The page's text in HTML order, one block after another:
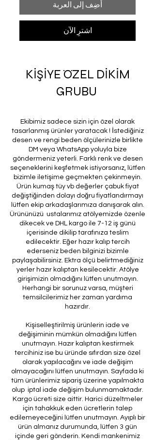
أضِف إلى العربة
اشترِ الآن
KİŞİYE ÖZEL DİKİM
GRUBU
Ekibimiz sadece sizin için özel olarak
tasarlanmış ürünler yaratacak ! İstediğiniz
desen ve rengi beden ölçülerinizle birlikte
DM veya WhatsApp yoluyla bize
göndermeniz yeterli. Farklı renk ve desen
seçeneklerini keşfetmek istiyorsanız, lütfen
bizimle iletişime geçmekten çekinmeyin.
Ürün kumaş tüy vb değerler çabuk fiyat
değiştiğinden dolayı doğru fiyatlandırmayı
lütfen ekip arkadaşlarımıza danışarak alın.
Ürününüzü ustalarımız atölyemizde özenle
dikecek ve DHL kargo ile 7-12 iş günü
içerisinde dikilip tarafınıza teslim
edilecektir. Eğer hazır kalıp tercih
ederseniz beden bilginizi bizimle
paylaşabilirsiniz. Ektra ölçü belirtmediğiniz
yerler hazır kalıptan kesilecektir. Atölye
girişimizin olmadığını lütfen unutmayın.
Herhangi bir sorunuz varsa, müşteri
temsilcilerimiz her zaman yardıma
hazırdır.
Kişiselleştirilmiş ürünlerin iade ve
değişiminin mümkün olmadığını lütfen
unutmayın. Hazır kalıptan kestirmek
tercihiniz ise bu üründe sıfırdan size özel
olarak yapılacağını ve iade değişim
olmayacağını lütfen unutmayın. Sayfada ki
tüm ürünlerimiz sipariş üzerine yapılmakta
olup iptal iade değişim bulunmamaktadır.
Kargo ücreti size aittir. Harici düzeltmeler
için tahakkuk eden ücretlerin talep
edilemeyeceğini lütfen unutmayın. Ayıplı bir
ürün almanız durumunda, lütfen 3 gün
içinde geri gönderin. Kendi mankenimiz